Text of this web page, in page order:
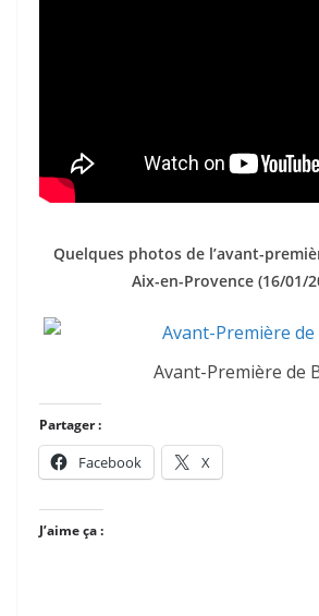
Quelques photos de l’avant-
Aix-en-Provence (16/01/
Avant-Première de
Partager :
Facebook X
J’aime ça :